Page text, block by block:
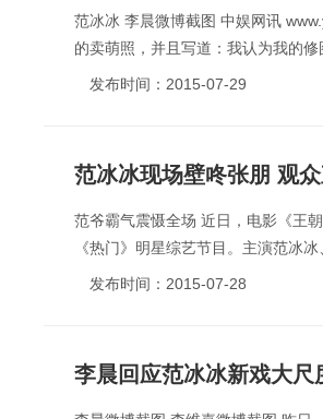
范冰冰 李晨微博截图 中娱网讯
的卖萌照，并且写道：我认为我的
发布时间：2015-07-29
范冰冰现场壁咚张朋 观
范爷霸气震慑全场 近日，电影《王
《热门》明星综艺节目。主演范冰
发布时间：2015-07-28
李晨回应范冰冰新戏大尺